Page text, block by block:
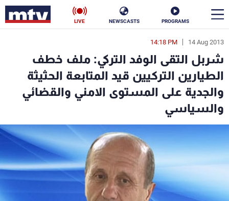
PROGRAMS
NEWSCASTS
LIVE
14 Aug 2013
14:18 PM
شربل التقى الوفد التركي: ملف خطف
الطيارين التركيين قيد المتابعة الحثيثة
والجدية على المستوى الامني والقضائي
والسياسي
en
الأخبار
سياسة ناس
إقتصاد
منوعات رياضة
كأس العالم